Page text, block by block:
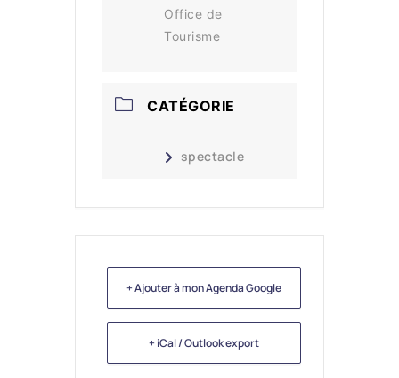
Office de
Tourisme
CATÉGORIE
spectacle
+ Ajouter à mon Agenda Google
+ iCal / Outlook export